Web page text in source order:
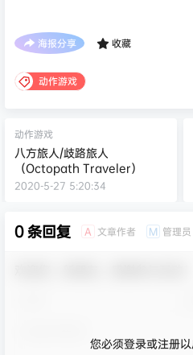
海报分享 收藏
动作游戏
动作游戏
八方旅人/歧路旅人
（Octopath Traveler）
2020-5-27 5:20:34
0 条回复 A 文章作者 M 管理员
您必须登录或注册